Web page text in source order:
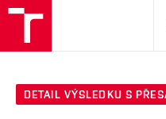
DETAIL VÝSLEDKU S